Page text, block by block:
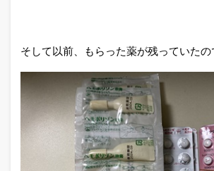
そして以前、もらった薬が残っていたの